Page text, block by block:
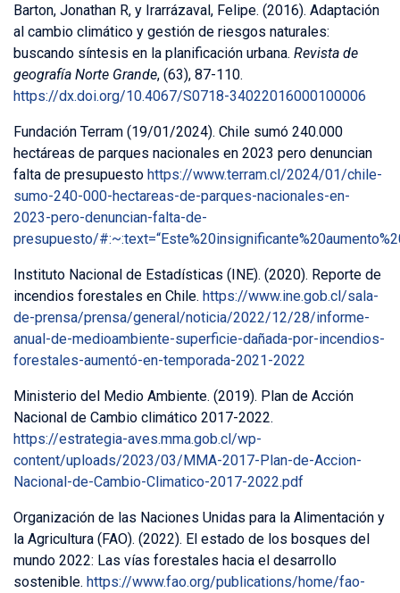
Barton, Jonathan R, y Irarrázaval, Felipe. (2016). Adaptación
al cambio climático y gestión de riesgos naturales:
buscando síntesis en la planificación urbana. Revista de
geografía Norte Grande, (63), 87-110.
https://dx.doi.org/10.4067/S0718-34022016000100006
Fundación Terram (19/01/2024). Chile sumó 240.000
hectáreas de parques nacionales en 2023 pero denuncian
falta de presupuesto https://www.terram.cl/2024/01/chile-
sumo-240-000-hectareas-de-parques-nacionales-en-
2023-pero-denuncian-falta-de-
presupuesto/
Instituto Nacional de Estadísticas (INE). (2020). Reporte de
incendios forestales en Chile. https://www.ine.gob.cl/sala-
de-prensa/prensa/general/noticia/2022/12/28/informe-
anual-de-medioambiente-superficie-dañada-por-incendios-
forestales-aumentó-en-temporada-2021-2022
Ministerio del Medio Ambiente. (2019). Plan de Acción
Nacional de Cambio climático 2017-2022.
https://estrategia-aves.mma.gob.cl/wp-
content/uploads/2023/03/MMA-2017-Plan-de-Accion-
Nacional-de-Cambio-Climatico-2017-2022.pdf
Organización de las Naciones Unidas para la Alimentación y
la Agricultura (FAO). (2022). El estado de los bosques del
mundo 2022: Las vías forestales hacia el desarrollo
sostenible. https://www.fao.org/publications/home/fao-